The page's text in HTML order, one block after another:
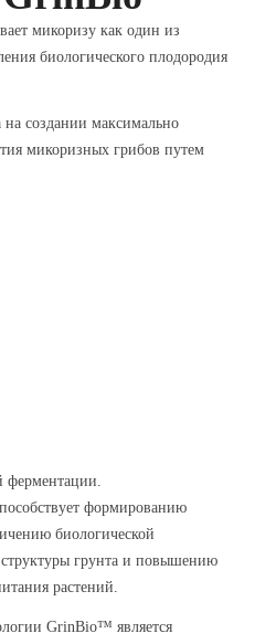
микоризу как один из
биологического плодородия
создании максимально
микоризных грибов путем
ферментации.
формированию
биологической
грунта и повышению
растений.
GrinBio™ является